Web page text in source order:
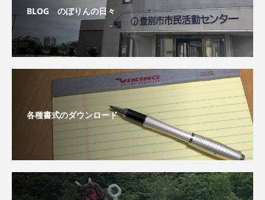
BLOG のぼりんの日々
各種書式のダウンロード